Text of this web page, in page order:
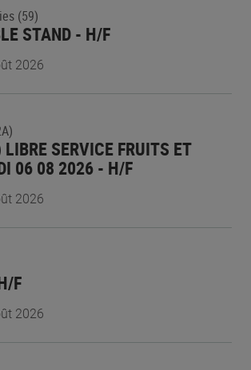
(59)
STAND - H/F
2026
SERVICE FRUITS ET
06 08 2026 - H/F
2026
F
2026